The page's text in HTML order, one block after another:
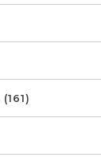
(161)